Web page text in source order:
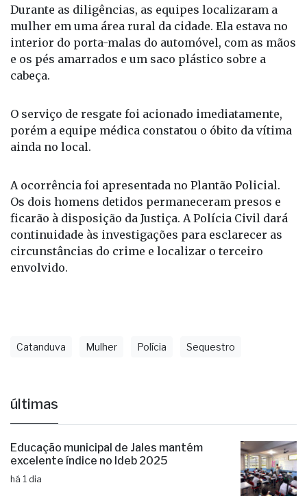
Durante as diligências, as equipes localizaram a
mulher em uma área rural da cidade. Ela estava no
interior do porta-malas do automóvel, com as mãos
e os pés amarrados e um saco plástico sobre a
cabeça.
O serviço de resgate foi acionado imediatamente,
porém a equipe médica constatou o óbito da vítima
ainda no local.
A ocorrência foi apresentada no Plantão Policial.
Os dois homens detidos permaneceram presos e
ficarão à disposição da Justiça. A Polícia Civil dará
continuidade às investigações para esclarecer as
circunstâncias do crime e localizar o terceiro
envolvido.
Catanduva Mulher Polícia Sequestro
últimas
Educação municipal de Jales mantém
excelente índice no Ideb 2025
há 1 dia